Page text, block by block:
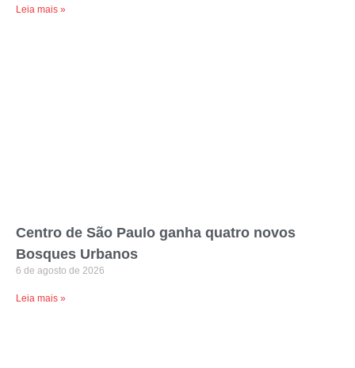
Leia mais »
Centro de São Paulo ganha quatro novos
Bosques Urbanos
6 de agosto de 2026
Leia mais »